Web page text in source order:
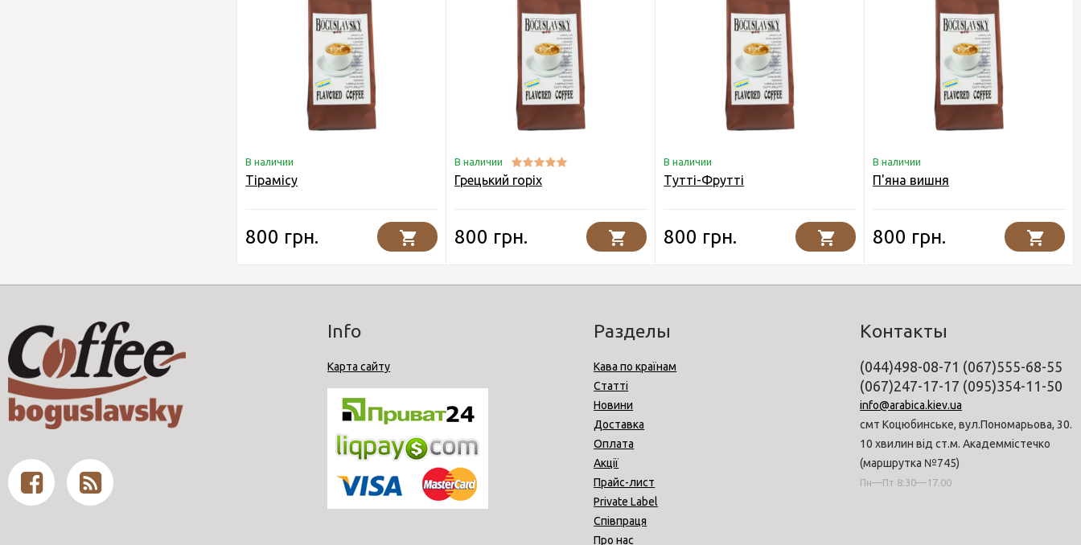
В наличии
Тірамісу
800 грн.
В наличии
Грецький горіх
800 грн.
В наличии
Тутті-Фрутті
800 грн.
В наличии
П'яна вишня
800 грн.
Info
Карта сайту
Разделы
Кава по країнам
Статті
Новини
Доставка
Оплата
Акції
Прайс-лист
Private Label
Співпраця
Про нас
Контакты
(044)498-08-71 (067)555-68-55
(067)247-17-17 (095)354-11-50
info@arabica.kiev.ua
смт Коцюбинське, вул.Пономарьова, 30.
10 хвилин від ст.м. Академмістечко
(маршрутка №745)
Пн—Пт 8:30—17.00